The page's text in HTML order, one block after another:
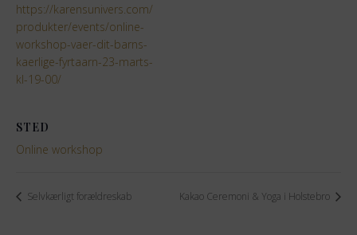
https://karensunivers.com/
produkter/events/online-
workshop-vaer-dit-barns-
kaerlige-fyrtaarn-23-marts-
kl-19-00/
STED
Online workshop
Selvkærligt forældreskab Kakao Ceremoni & Yoga i Holstebro